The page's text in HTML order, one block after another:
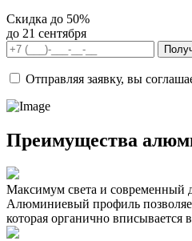
Cкидка до 50%
до 21 сентября
Отправляя заявку, вы
Преимущества
Максимум света и современный
Алюминиевый профиль
которая органично вписывается